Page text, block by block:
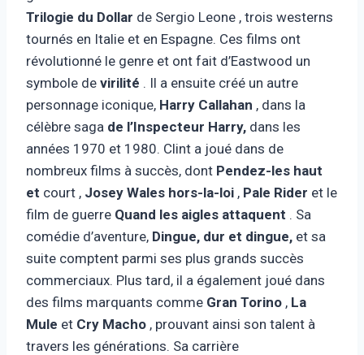
Trilogie du Dollar de Sergio Leone , trois westerns
tournés en Italie et en Espagne. Ces films ont
révolutionné le genre et ont fait d’Eastwood un
symbole de virilité . Il a ensuite créé un autre
personnage iconique, Harry Callahan , dans la
célèbre saga de l’Inspecteur Harry, dans les
années 1970 et 1980. Clint a joué dans de
nombreux films à succès, dont Pendez-les haut
et court , Josey Wales hors-la-loi , Pale Rider et le
film de guerre Quand les aigles attaquent . Sa
comédie d’aventure, Dingue, dur et dingue, et sa
suite comptent parmi ses plus grands succès
commerciaux. Plus tard, il a également joué dans
des films marquants comme Gran Torino , La
Mule et Cry Macho , prouvant ainsi son talent à
travers les générations. Sa carrière